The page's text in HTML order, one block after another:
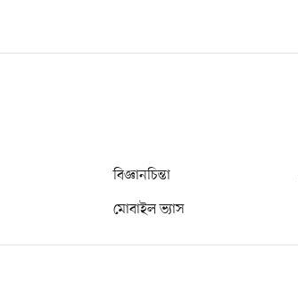
বিজ্ঞানচিন্তা
মোবাইল ভ্যাস